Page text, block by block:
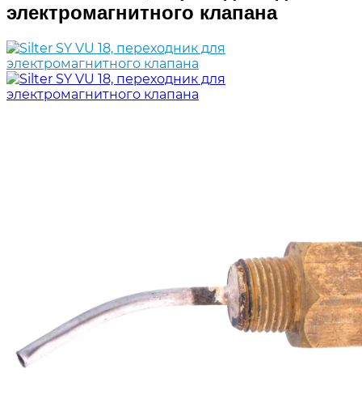
электромагнитного клапана